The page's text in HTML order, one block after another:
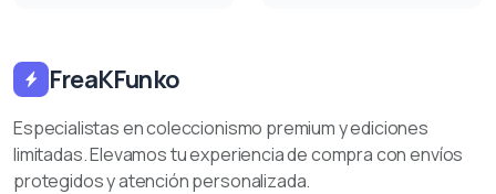
FreaKFunko
Especialistas en coleccionismo premium y ediciones
limitadas. Elevamos tu experiencia de compra con envíos
protegidos y atención personalizada.